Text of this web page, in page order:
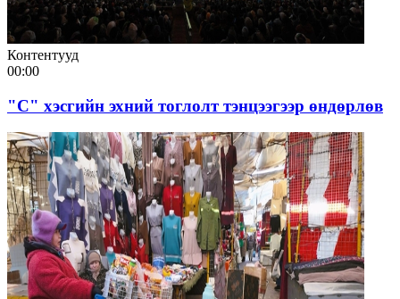
Контентууд
00:00
"С" хэсгийн эхний тоглолт тэнцээгээр өндөрлөв